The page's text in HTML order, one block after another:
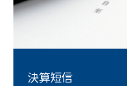
決算短信